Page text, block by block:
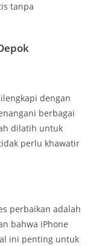
tanpa
dengan
berbagai
dilatih untuk
perlu khawatir
perbaikan adalah
bahwa iPhone
ini penting untuk